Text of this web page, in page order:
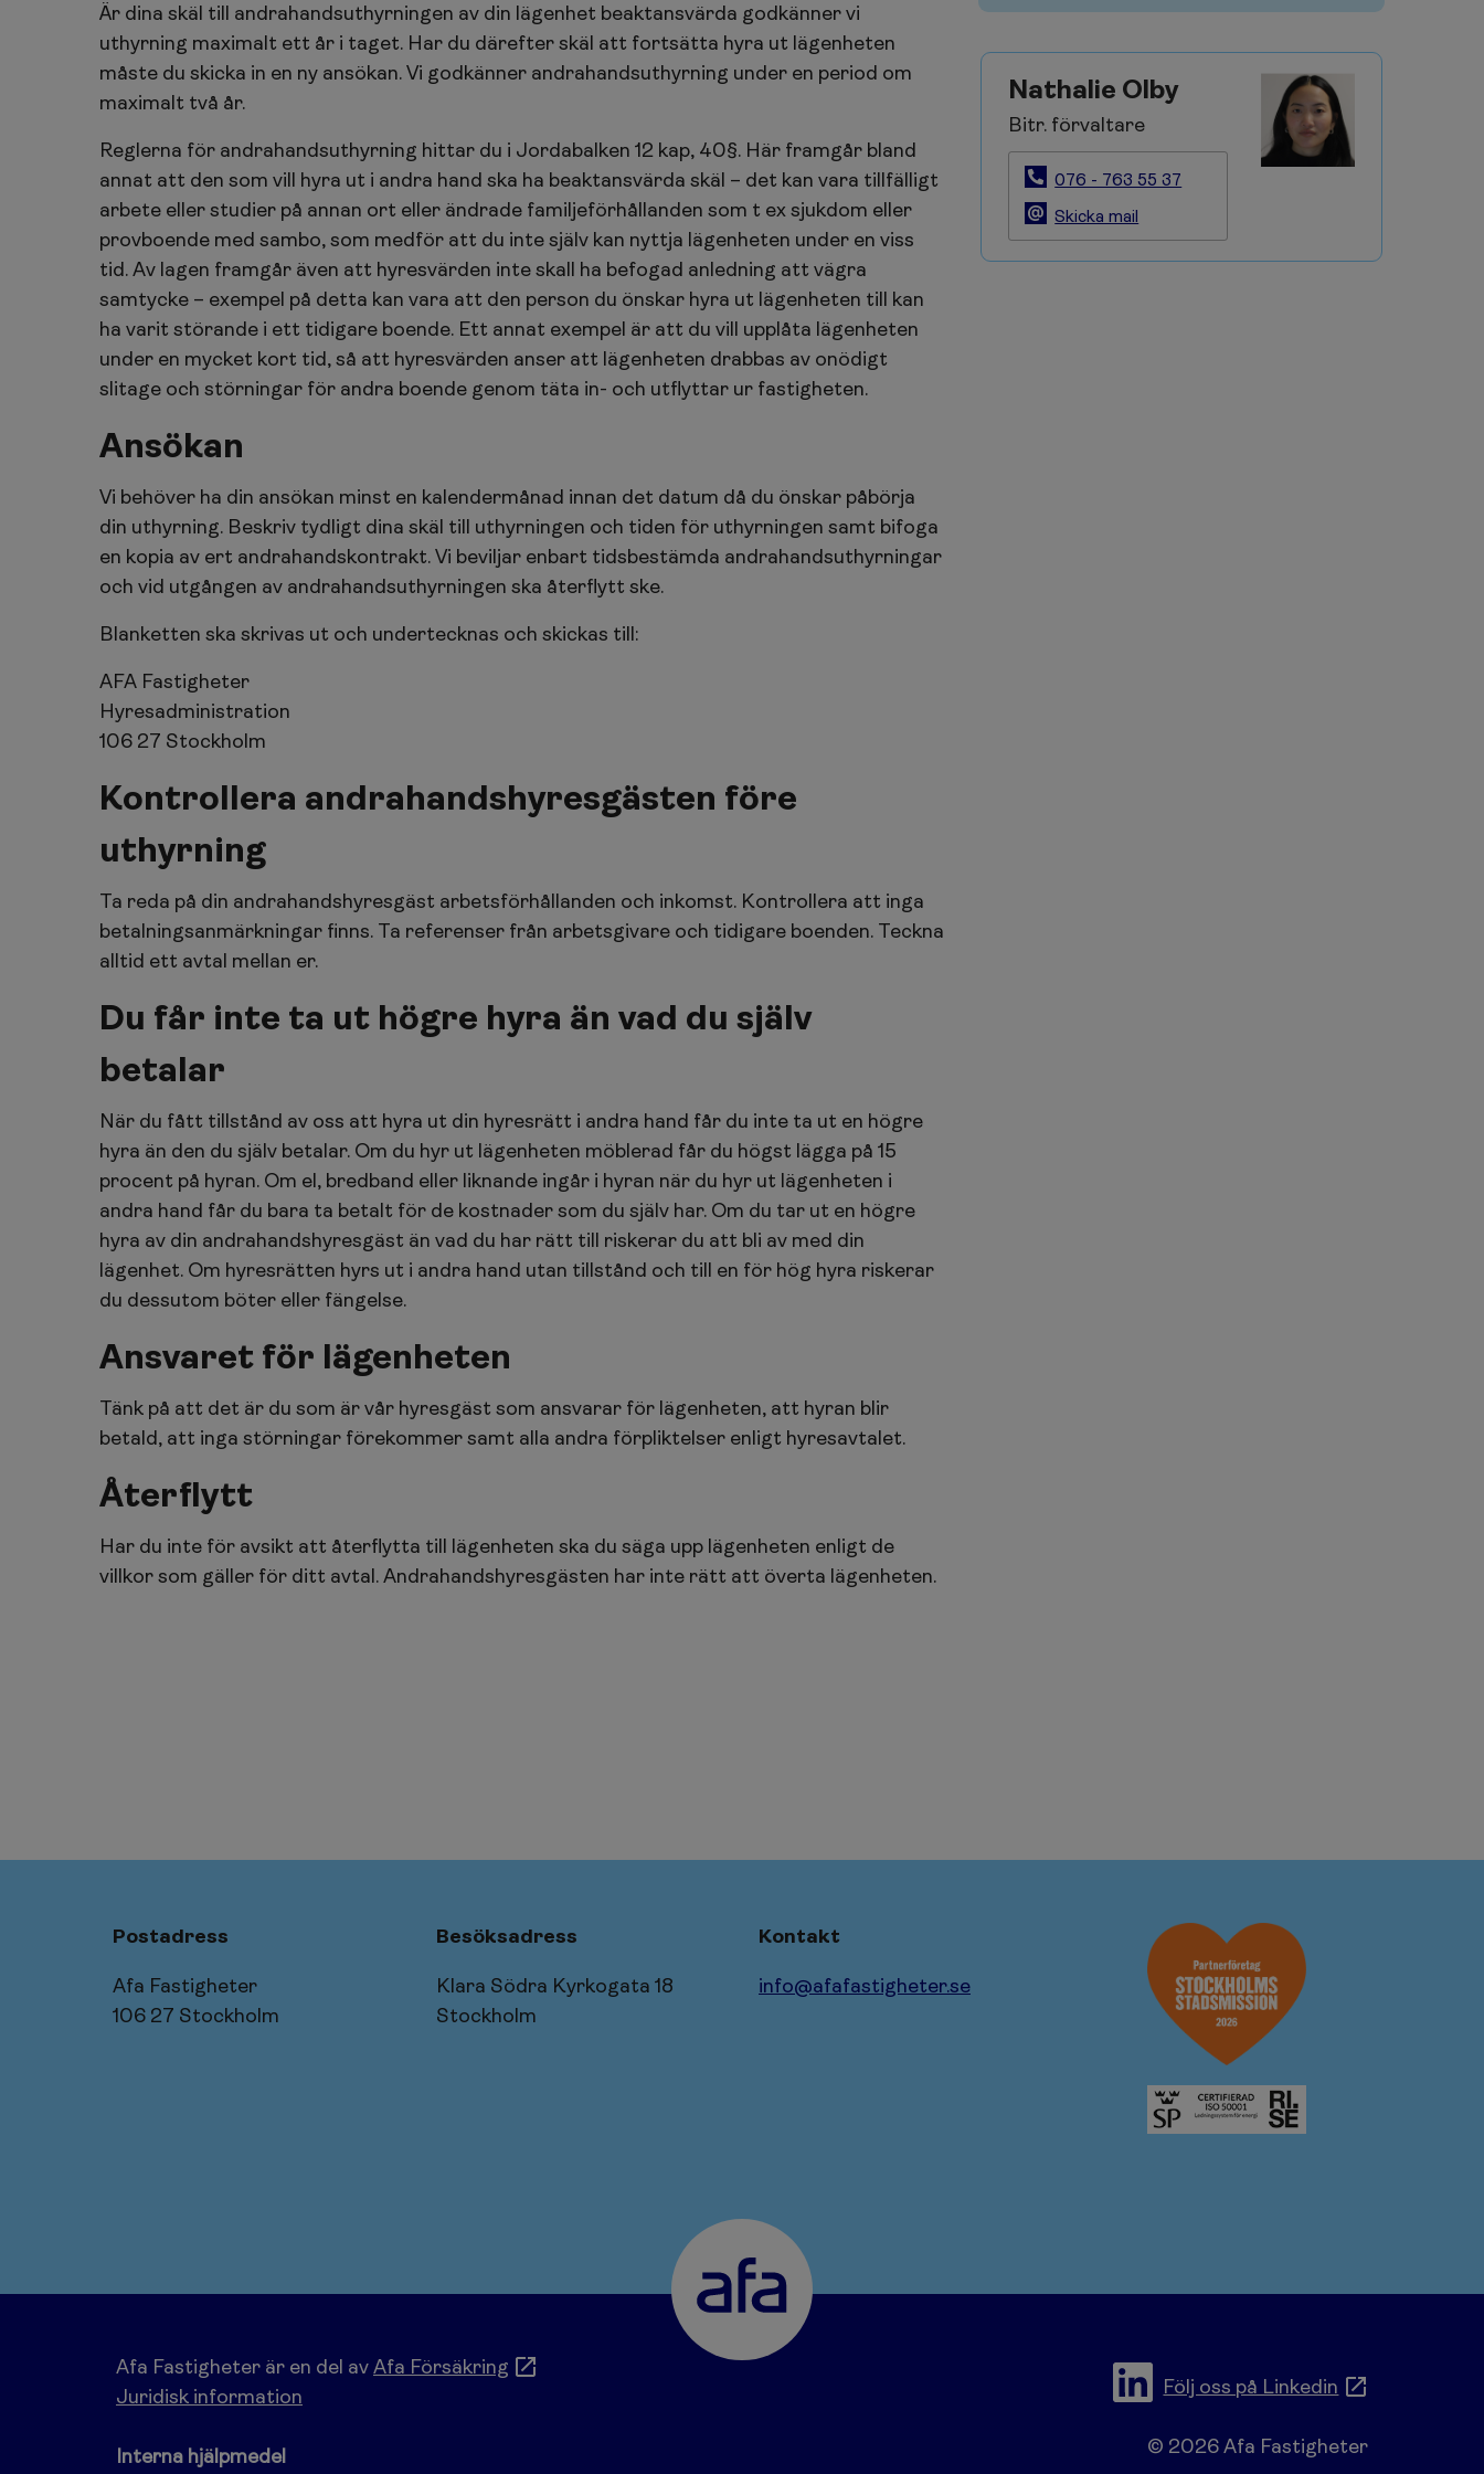
Är dina skäl till andrahandsuthyrningen av din lägenhet beaktansvärda godkänner vi
uthyrning maximalt ett år i taget. Har du därefter skäl att fortsätta hyra ut lägenheten
måste du skicka in en ny ansökan. Vi godkänner andrahandsuthyrning under en period om
maximalt två år.
Reglerna för andrahandsuthyrning hittar du i Jordabalken 12 kap, 40§. Här framgår bland
annat att den som vill hyra ut i andra hand ska ha beaktansvärda skäl – det kan vara tillfälligt
arbete eller studier på annan ort eller ändrade familjeförhållanden som t ex sjukdom eller
provboende med sambo, som medför att du inte själv kan nyttja lägenheten under en viss
tid. Av lagen framgår även att hyresvärden inte skall ha befogad anledning att vägra
samtycke – exempel på detta kan vara att den person du önskar hyra ut lägenheten till kan
ha varit störande i ett tidigare boende. Ett annat exempel är att du vill upplåta lägenheten
under en mycket kort tid, så att hyresvärden anser att lägenheten drabbas av onödigt
slitage och störningar för andra boende genom täta in- och utflyttar ur fastigheten.
Ansökan
Vi behöver ha din ansökan minst en kalendermånad innan det datum då du önskar påbörja
din uthyrning. Beskriv tydligt dina skäl till uthyrningen och tiden för uthyrningen samt bifoga
en kopia av ert andrahandskontrakt. Vi beviljar enbart tidsbestämda andrahandsuthyrningar
och vid utgången av andrahandsuthyrningen ska återflytt ske.
Blanketten ska skrivas ut och undertecknas och skickas till:
AFA Fastigheter
Hyresadministration
106 27 Stockholm
Kontrollera andrahandshyresgästen före
uthyrning
Ta reda på din andrahandshyresgäst arbetsförhållanden och inkomst. Kontrollera att inga
betalningsanmärkningar finns. Ta referenser från arbetsgivare och tidigare boenden. Teckna
alltid ett avtal mellan er.
Du får inte ta ut högre hyra än vad du själv
betalar
När du fått tillstånd av oss att hyra ut din hyresrätt i andra hand får du inte ta ut en högre
hyra än den du själv betalar. Om du hyr ut lägenheten möblerad får du högst lägga på 15
procent på hyran. Om el, bredband eller liknande ingår i hyran när du hyr ut lägenheten i
andra hand får du bara ta betalt för de kostnader som du själv har. Om du tar ut en högre
hyra av din andrahandshyresgäst än vad du har rätt till riskerar du att bli av med din
lägenhet. Om hyresrätten hyrs ut i andra hand utan tillstånd och till en för hög hyra riskerar
du dessutom böter eller fängelse.
Ansvaret för lägenheten
Tänk på att det är du som är vår hyresgäst som ansvarar för lägenheten, att hyran blir
betald, att inga störningar förekommer samt alla andra förpliktelser enligt hyresavtalet.
Återflytt
Har du inte för avsikt att återflytta till lägenheten ska du säga upp lägenheten enligt de
villkor som gäller för ditt avtal. Andrahandshyresgästen har inte rätt att överta lägenheten.
Nathalie Olby
Bitr. förvaltare
076 - 763 55 37
Skicka mail
Postadress
Afa Fastigheter
106 27 Stockholm
Besöksadress
Klara Södra Kyrkogata 18
Stockholm
Kontakt
info@afafastigheter.se
Afa Fastigheter är en del av Afa Försäkring
Juridisk information
Interna hjälpmedel
Följ oss på Linkedin
© 2026 Afa Fastigheter